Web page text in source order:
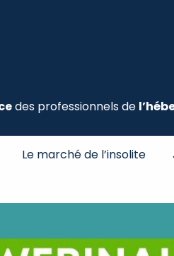
des professionnels de
Le marché de l’insolite